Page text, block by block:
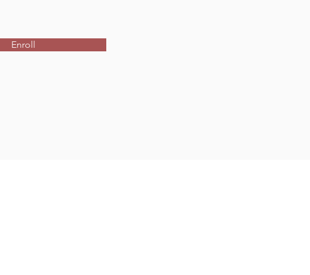
Enroll